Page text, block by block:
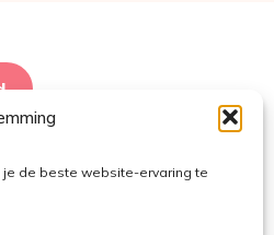
je de beste website-ervaring te